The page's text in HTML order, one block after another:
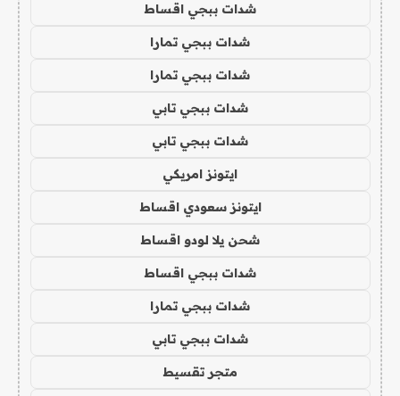
شدات ببجي اقساط
شدات ببجي تمارا
شدات ببجي تمارا
شدات ببجي تابي
شدات ببجي تابي
ايتونز امريكي
ايتونز سعودي اقساط
شحن يلا لودو اقساط
شدات ببجي اقساط
شدات ببجي تمارا
شدات ببجي تابي
متجر تقسيط